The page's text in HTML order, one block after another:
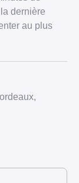
dernière
au plus